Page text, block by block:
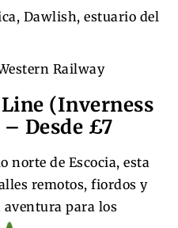
Dawlish, estuario del
Railway
(Inverness
Desde £7
norte de Escocia, esta
remotos, fiordos y
aventura para los